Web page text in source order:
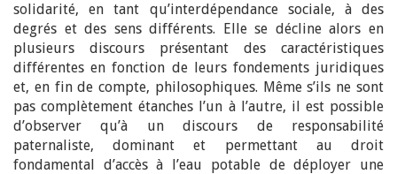
solidarité, en tant qu’interdépendance sociale, à des
degrés et des sens différents. Elle se décline alors en
plusieurs discours présentant des caractéristiques
différentes en fonction de leurs fondements juridiques
et, en fin de compte, philosophiques. Même s’ils ne sont
pas complètement étanches l’un à l’autre, il est possible
d’observer qu’à un discours de responsabilité
paternaliste, dominant et permettant au droit
fondamental d’accès à l’eau potable de déployer une